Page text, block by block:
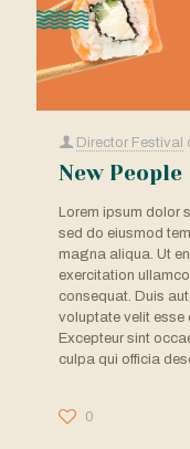
Director Festival
New People
Lorem ipsum dolor
sed do eiusmod
magna aliqua. Ut
exercitation
consequat. Duis
voluptate velit esse
Excepteur sint
culpa qui officia
0